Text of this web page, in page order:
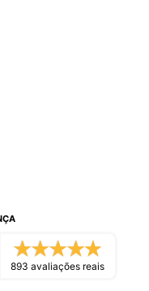
893 avaliações reais